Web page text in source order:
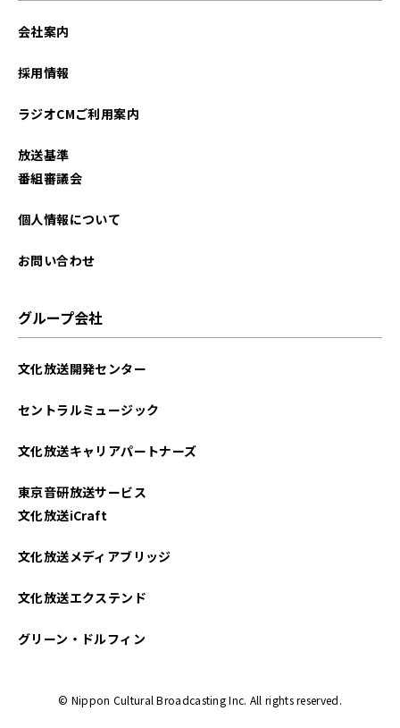
会社案内
採用情報
ラジオCMご利用案内
放送基準
番組審議会
個人情報について
お問い合わせ
グループ会社
文化放送開発センター
セントラルミュージック
文化放送キャリアパートナーズ
東京音研放送サービス
文化放送iCraft
文化放送メディアブリッジ
文化放送エクステンド
グリーン・ドルフィン
© Nippon Cultural Broadcasting Inc. All rights reserved.